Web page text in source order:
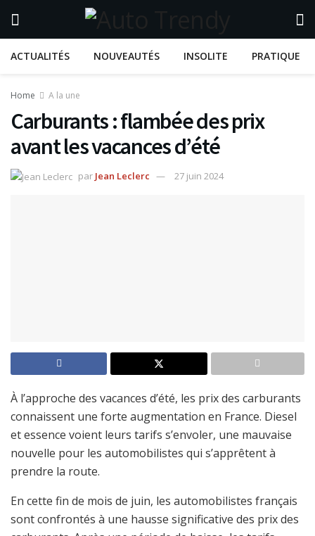
ACTUALITÉS NOUVEAUTÉS INSOLITE PRATIQUE
Home A la une
Carburants : flambée des prix
avant les vacances d’été
par Jean Leclerc 27 juin 2024
À l’approche des vacances d’été, les prix des carburants
connaissent une forte augmentation en France. Diesel
et essence voient leurs tarifs s’envoler, une mauvaise
nouvelle pour les automobilistes qui s’apprêtent à
prendre la route.
En cette fin de mois de juin, les automobilistes français
sont confrontés à une hausse significative des prix des